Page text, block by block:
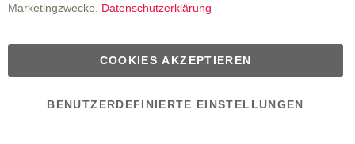
Marketingzwecke. Datenschutzerklärung
COOKIES AKZEPTIEREN
BENUTZERDEFINIERTE EINSTELLUNGEN